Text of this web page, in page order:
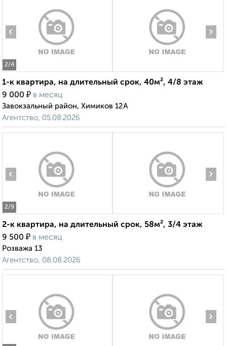
2/4
‹ ›
1-к квартира, на длительный срок, 40м², 4/8 этаж
9 000 ₽ в месяц
Завокзальный район, Химиков 12А
Агентство, 05.08.2026
2/9
‹ ›
2-к квартира, на длительный срок, 58м², 3/4 этаж
9 500 ₽ в месяц
Розважа 13
Агентство, 08.08.2026
‹ ›